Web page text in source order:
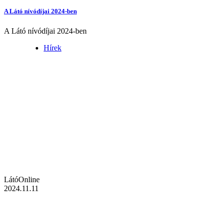
A Látó nívódíjai 2024-ben
A Látó nívódíjai 2024-ben
Hírek
LátóOnline
2024.11.11